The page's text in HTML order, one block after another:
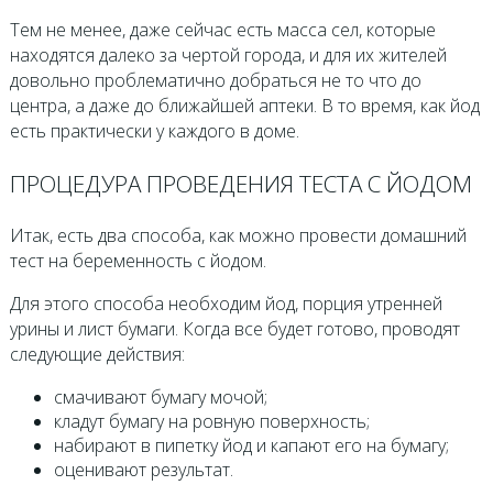
Тем не менее, даже сейчас есть масса сел, которые
находятся далеко за чертой города, и для их жителей
довольно проблематично добраться не то что до
центра, а даже до ближайшей аптеки. В то время, как йод
есть практически у каждого в доме.
ПРОЦЕДУРА ПРОВЕДЕНИЯ ТЕСТА С ЙОДОМ
Итак, есть два способа, как можно провести домашний
тест на беременность с йодом.
Для этого способа необходим йод, порция утренней
урины и лист бумаги. Когда все будет готово, проводят
следующие действия:
смачивают бумагу мочой;
кладут бумагу на ровную поверхность;
набирают в пипетку йод и капают его на бумагу;
оценивают результат.